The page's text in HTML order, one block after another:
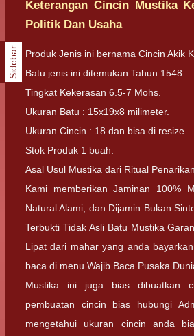
Keterangan Cincin Mustika
Politik Dan Usaha
Produk Jenis ini bernama Cincin Akik
Batu jenis ini ditemukan Tahun 1548.
Tingkat Kekerasan 6.5-7 Mohs.
Ukuran Batu : 15x19x8 milimeter.
Ukuran Cincin : 18 dan bisa di resize
Stok Produk 1 buah.
Asal Usul Mustika dari Ritual
Kami memberikan Jaminan 100%
Natural Alami, dan Dijamin Bukan
Terbukti Tidak Asli Batu Mustika
Lipat dari mahar yang anda
baca di menu Wajib Baca Pusaka
Mustika ini juga bias dibuatkan
pembuatan cincin bias hubungi
mengetahui ukuran cincin anda
Sidebar